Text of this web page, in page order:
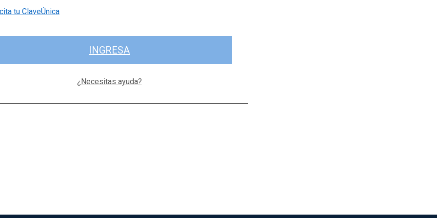
tu ClaveÚnica
INGRESA
¿Necesitas ayuda?